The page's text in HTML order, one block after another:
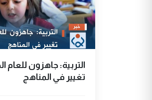
التربية: جاهزون للعام
تغيير في المناهج